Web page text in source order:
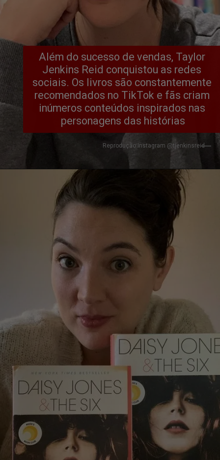
Além do sucesso de vendas, Taylor
Jenkins Reid conquistou as redes
sociais. Os livros são constantemente
recomendados no TikTok e fãs criam
inúmeros conteúdos inspirados nas
personagens das histórias
Reprodução Instagram @tjenkinsreid